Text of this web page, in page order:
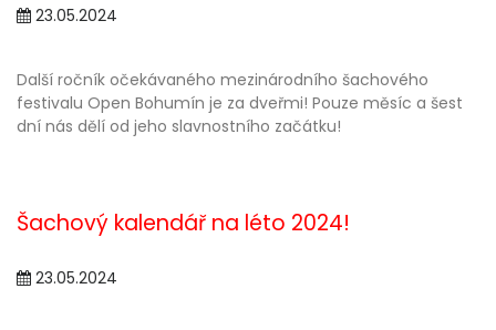
23.05.2024
Další ročník očekávaného mezinárodního šachového
festivalu Open Bohumín je za dveřmi! Pouze měsíc a šest
dní nás dělí od jeho slavnostního začátku!
Šachový kalendář na léto 2024!
23.05.2024